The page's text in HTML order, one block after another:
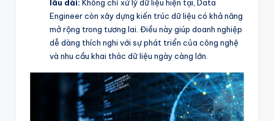
lâu dài: Không chỉ xử lý dữ liệu hiện tại, Data
Engineer còn xây dựng kiến trúc dữ liệu có khả năng
mở rộng trong tương lai. Điều này giúp doanh nghiệp
dễ dàng thích nghi với sự phát triển của công nghệ
và nhu cầu khai thác dữ liệu ngày càng lớn.